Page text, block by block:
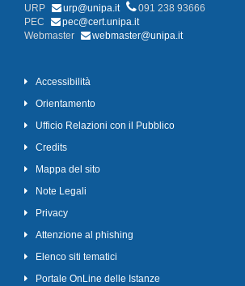
URP
urp@unipa.it
091 238 93666
PEC
pec@cert.unipa.it
Webmaster
webmaster@unipa.it
Accessibilità
Orientamento
Ufficio Relazioni con il Pubblico
Credits
Mappa del sito
Note Legali
Privacy
Attenzione al phishing
Elenco siti tematici
Portale OnLine delle Istanze